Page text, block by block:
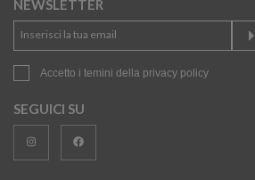
NEWSLETTER
Accetto i temini della privacy policy
SEGUICI SU